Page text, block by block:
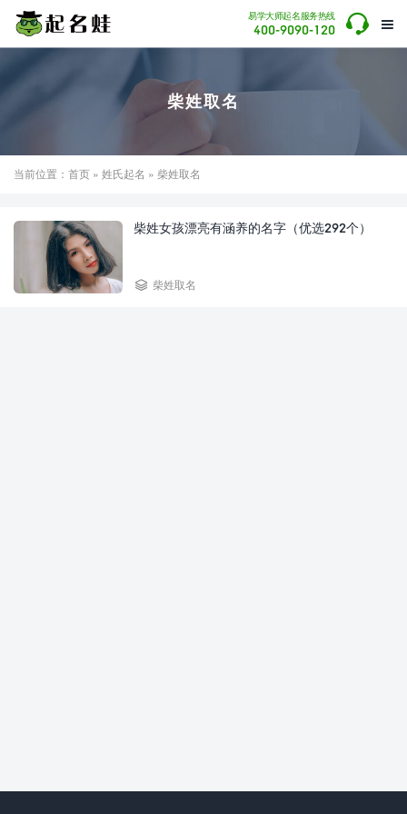

易学大师起名服务热线
400-9090-120 
柴姓取名
当前位置： 首页 » 姓氏起名 » 柴姓取名
柴姓女孩漂亮有涵养的名字（优选292个）
 柴姓取名